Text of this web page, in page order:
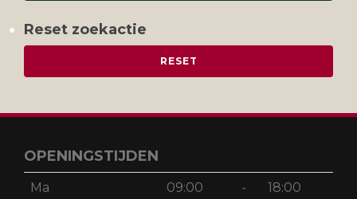
Reset zoekactie
OPENINGSTIJDEN
Ma 09:00 - 18:00